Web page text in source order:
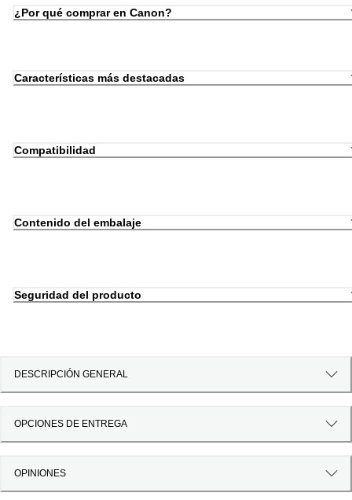
¿Por qué comprar en Canon?
Características más destacadas
Compatibilidad
Contenido del embalaje
Seguridad del producto
DESCRIPCIÓN GENERAL
OPCIONES DE ENTREGA
OPINIONES